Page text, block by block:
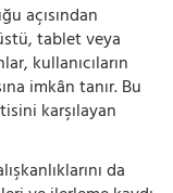
açısından
tablet veya
kullanıcıların
imkân tanır. Bu
karşılayan
da